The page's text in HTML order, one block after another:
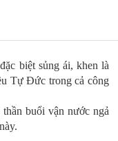
biệt sủng ái, khen là
Tự Đức trong cả công
buổi vận nước ngả